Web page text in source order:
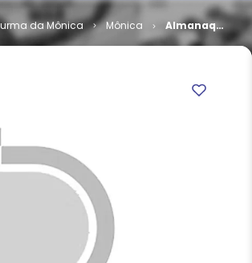
da Mônica Mônica
Almanaque
da Mônica